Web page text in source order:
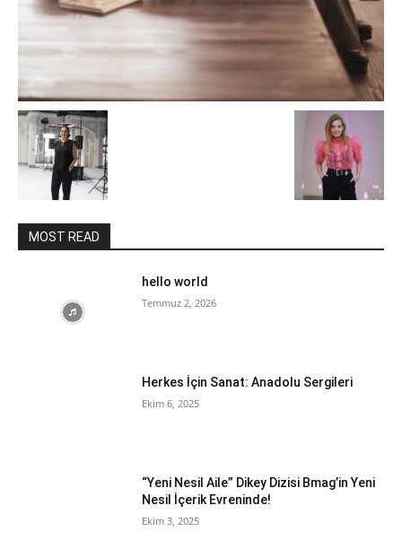
MOST READ
hello world
Temmuz 2, 2026
Herkes İçin Sanat: Anadolu Sergileri
Ekim 6, 2025
“Yeni Nesil Aile” Dikey Dizisi Bmag’in Yeni
Nesil İçerik Evreninde!
Ekim 3, 2025